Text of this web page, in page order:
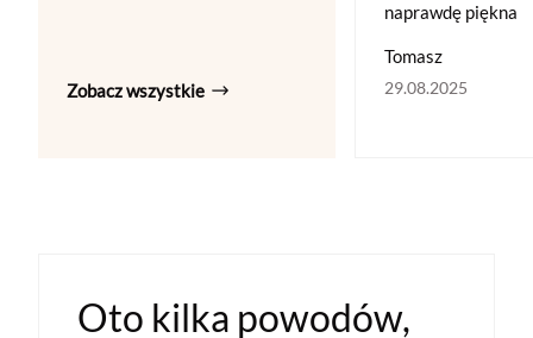
Zobacz wszystkie
naprawdę piękna
Tomasz
29.08.2025
Oto kilka powodów,